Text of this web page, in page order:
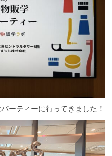
ーティーに行ってきました！